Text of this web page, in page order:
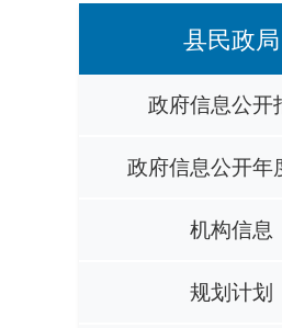
县民政局
政府信息公开
政府信息公开年
机构信息
规划计划